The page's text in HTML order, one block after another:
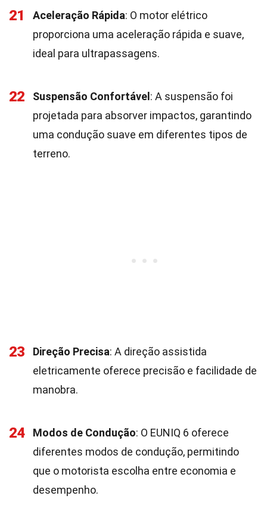
21 Aceleração Rápida: O motor elétrico
proporciona uma aceleração rápida e suave,
ideal para ultrapassagens.
22 Suspensão Confortável : A suspensão foi
projetada para absorver impactos, garantindo
uma condução suave em diferentes tipos de
terreno.
23 Direção Precisa: A direção assistida
eletricamente oferece precisão e facilidade de
manobra.
24 Modos de Condução: O EUNIQ 6 oferece
diferentes modos de condução, permitindo
que o motorista escolha entre economia e
desempenho.